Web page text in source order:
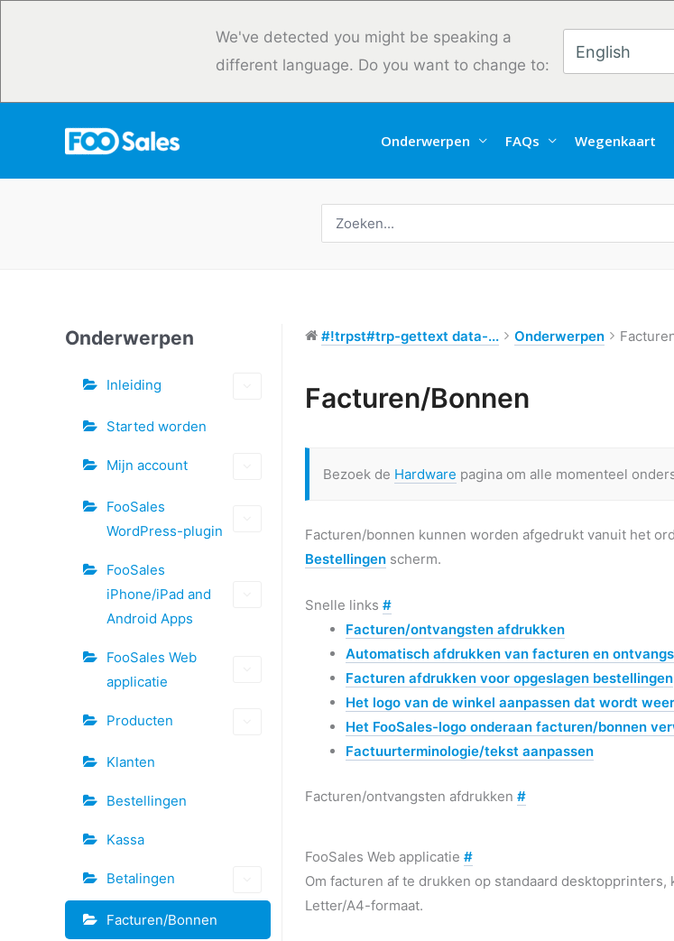
We've detected you might be speaking a
different language. Do you want to change to:
English
Onderwerpen FAQs Wegenkaart
naar:
Onderwerpen
Inleiding
Started worden
Mijn account
FooSales
WordPress-plugin
FooSales
iPhone/iPad and
Android Apps
FooSales Web
applicatie
Producten
Klanten
Bestellingen
Kassa
Betalingen
Facturen/Bonnen
#!trpst#trp-gettext data-... Onderwerpen
Facturen/Bonnen
Bezoek de Hardware pagina om alle momenteel
Facturen/bonnen kunnen worden afgedrukt vanuit het
Bestellingen scherm.
Snelle links #
Facturen/ontvangsten afdrukken
Automatisch afdrukken van facturen en
Facturen afdrukken voor opgeslagen bestellingen
Het logo van de winkel aanpassen dat wordt
Het FooSales-logo onderaan facturen/bonnen
Factuurterminologie/tekst aanpassen
Facturen/ontvangsten afdrukken #
FooSales Web applicatie #
Om facturen af te drukken op standaard
Letter/A4-formaat.
Tags
navigatie